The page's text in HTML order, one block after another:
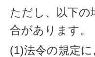
ただし、以下の
合があります。
(1)法令の規定